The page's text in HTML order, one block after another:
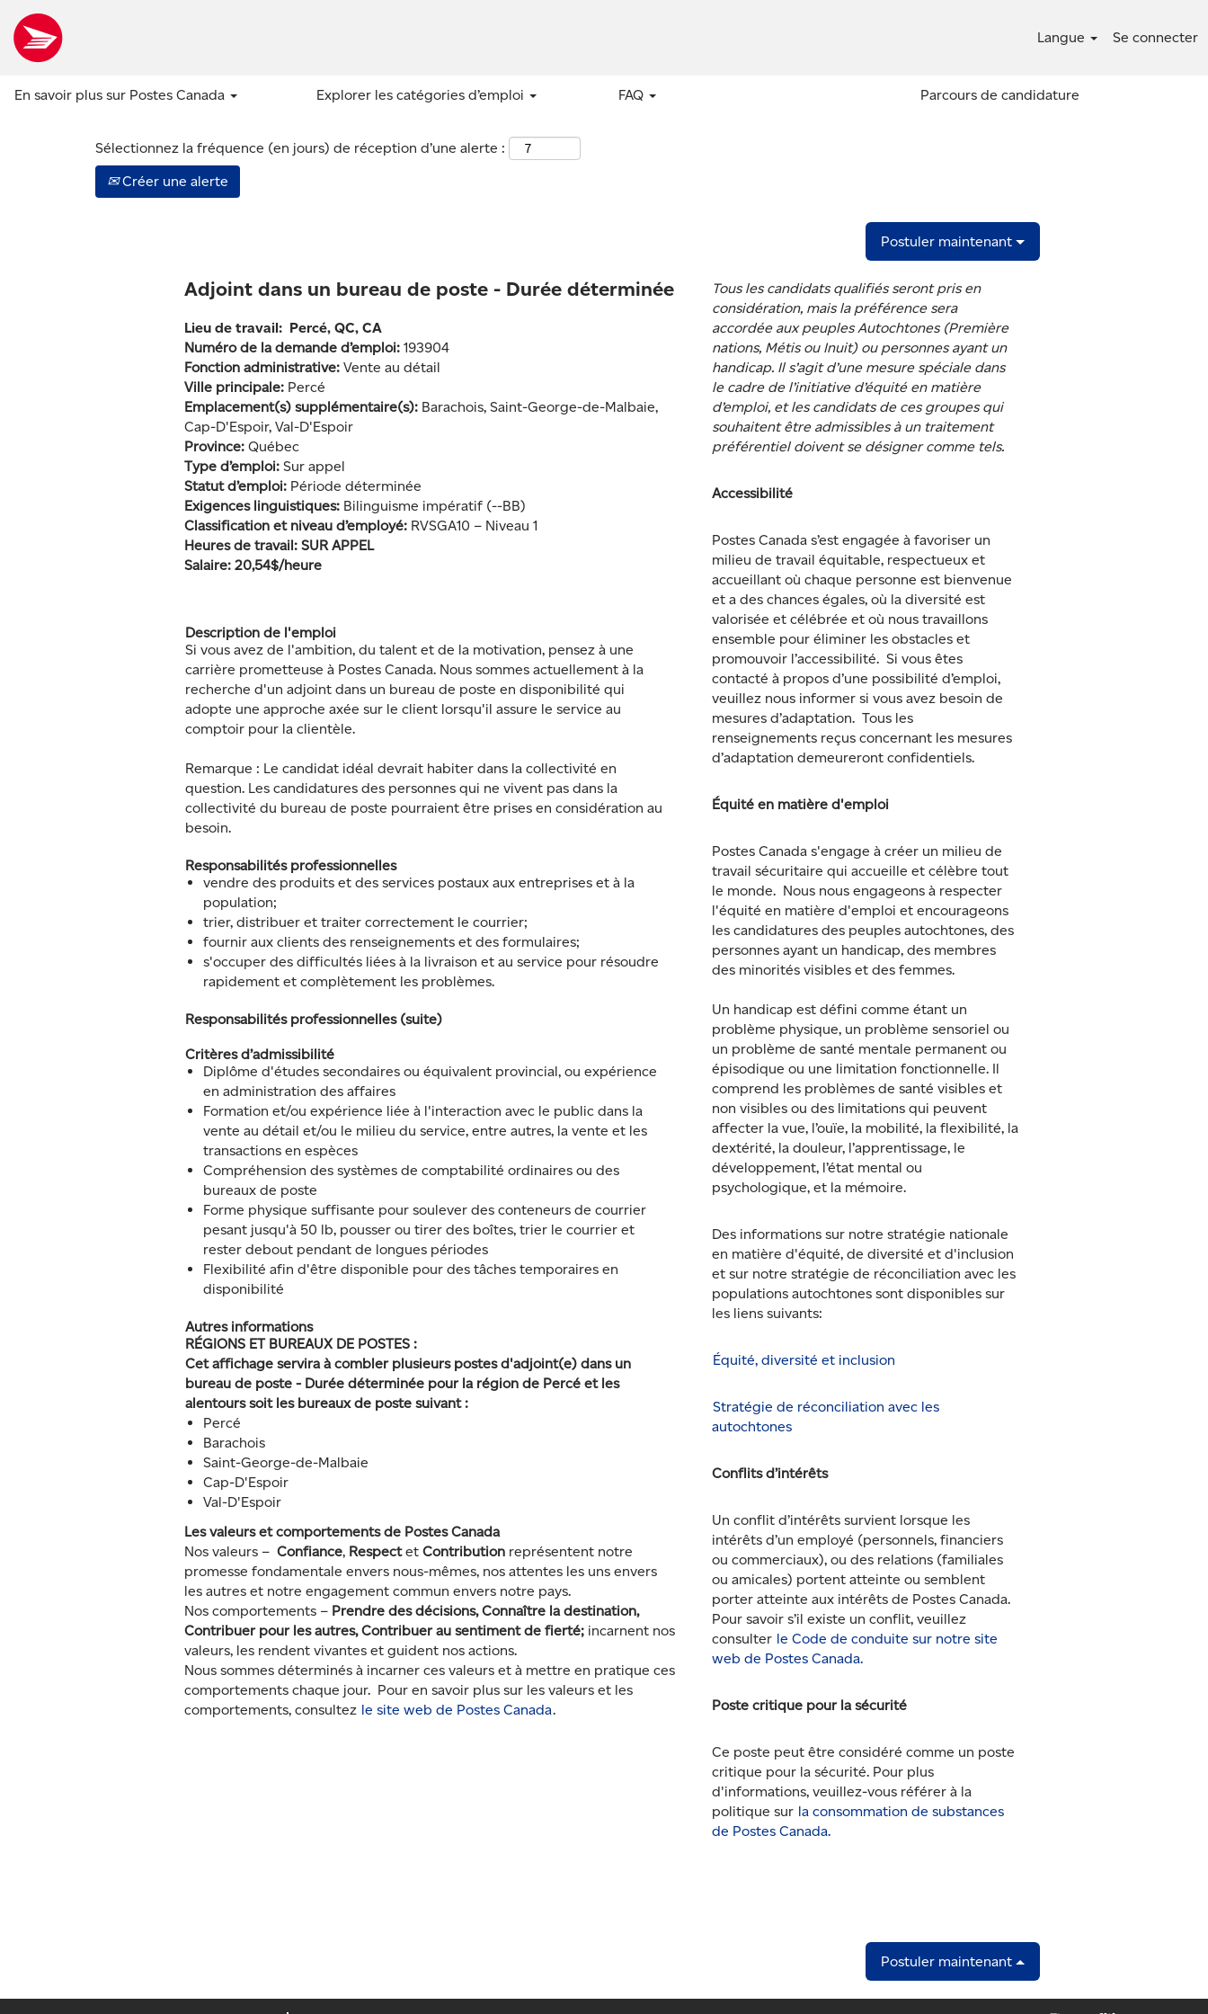
Langue Se connecter
En savoir plus sur Postes Canada Explorer les catégories d’emploi FAQ Parcours de candidature
Sélectionnez la fréquence (en jours) de réception d’une alerte :
Créer une alerte
Postuler maintenant
Adjoint dans un bureau de poste - Durée déterminée
Lieu de travail: Percé, QC, CA
Numéro de la demande d’emploi: 193904
Fonction administrative: Vente au détail
Ville principale: Percé
Emplacement(s) supplémentaire(s): Barachois, Saint-George-de-Malbaie,
Cap-D'Espoir, Val-D'Espoir
Province: Québec
Type d’emploi: Sur appel
Statut d’emploi: Période déterminée
Exigences linguistiques: Bilinguisme impératif (--BB)
Classification et niveau d’employé: RVSGA10 – Niveau 1
Heures de travail: SUR APPEL
Salaire: 20,54$/heure
Description de l'emploi
Si vous avez de l'ambition, du talent et de la motivation, pensez à une
carrière prometteuse à Postes Canada. Nous sommes actuellement à la
recherche d'un adjoint dans un bureau de poste en disponibilité qui
adopte une approche axée sur le client lorsqu'il assure le service au
comptoir pour la clientèle.
Remarque : Le candidat idéal devrait habiter dans la collectivité en
question. Les candidatures des personnes qui ne vivent pas dans la
collectivité du bureau de poste pourraient être prises en considération au
besoin.
Responsabilités professionnelles
vendre des produits et des services postaux aux entreprises et à la
population;
trier, distribuer et traiter correctement le courrier;
fournir aux clients des renseignements et des formulaires;
s'occuper des difficultés liées à la livraison et au service pour résoudre
rapidement et complètement les problèmes.
Responsabilités professionnelles (suite)
Critères d’admissibilité
Diplôme d'études secondaires ou équivalent provincial, ou expérience
en administration des affaires
Formation et/ou expérience liée à l'interaction avec le public dans la
vente au détail et/ou le milieu du service, entre autres, la vente et les
transactions en espèces
Compréhension des systèmes de comptabilité ordinaires ou des
bureaux de poste
Forme physique suffisante pour soulever des conteneurs de courrier
pesant jusqu'à 50 lb, pousser ou tirer des boîtes, trier le courrier et
rester debout pendant de longues périodes
Flexibilité afin d'être disponible pour des tâches temporaires en
disponibilité
Autres informations
RÉGIONS ET BUREAUX DE POSTES :
Cet affichage servira à combler plusieurs postes d'adjoint(e) dans un
bureau de poste - Durée déterminée pour la région de Percé et les
alentours soit les bureaux de poste suivant :
Percé
Barachois
Saint-George-de-Malbaie
Cap-D'Espoir
Val-D'Espoir
Les valeurs et comportements de Postes Canada
Nos valeurs – Confiance, Respectet Contribution représentent notre
promesse fondamentale envers nous-mêmes, nos attentes les uns envers
les autres et notre engagement commun envers notre pays.
Nos comportements – Prendre des décisions, Connaître la destination,
Contribuer pour les autres, Contribuer au sentiment de fierté; incarnent nos
valeurs, les rendent vivantes et guident nos actions.
Nous sommes déterminés à incarner ces valeurs et à mettre en pratique ces
comportements chaque jour. Pour en savoir plus sur les valeurs et les
comportements, consultez le site web de Postes Canada.
Tous les candidats qualifiés seront pris en
considération, mais la préférence sera
accordée aux peuples Autochtones (Première
nations, Métis ou Inuit) ou personnes ayant un
handicap. Il s’agit d’une mesure spéciale dans
le cadre de l’initiative d’équité en matière
d’emploi, et les candidats de ces groupes qui
souhaitent être admissibles à un traitement
préférentiel doivent se désigner comme tels.
Accessibilité
Postes Canada s’est engagée à favoriser un
milieu de travail équitable, respectueux et
accueillant où chaque personne est bienvenue
et a des chances égales, où la diversité est
valorisée et célébrée et où nous travaillons
ensemble pour éliminer les obstacles et
promouvoir l’accessibilité. Si vous êtes
contacté à propos d’une possibilité d’emploi,
veuillez nous informer si vous avez besoin de
mesures d’adaptation. Tous les
renseignements reçus concernant les mesures
d’adaptation demeureront confidentiels.
Équité en matière d'emploi
Postes Canada s'engage à créer un milieu de
travail sécuritaire qui accueille et célèbre tout
le monde. Nous nous engageons à respecter
l'équité en matière d'emploi et encourageons
les candidatures des peuples autochtones, des
personnes ayant un handicap, des membres
des minorités visibles et des femmes.
Un handicap est défini comme étant un
problème physique, un problème sensoriel ou
un problème de santé mentale permanent ou
épisodique ou une limitation fonctionnelle. Il
comprend les problèmes de santé visibles et
non visibles ou des limitations qui peuvent
affecter la vue, l’ouïe, la mobilité, la flexibilité, la
dextérité, la douleur, l’apprentissage, le
développement, l’état mental ou
psychologique, et la mémoire.
Des informations sur notre stratégie nationale
en matière d'équité, de diversité et d'inclusion
et sur notre stratégie de réconciliation avec les
populations autochtones sont disponibles sur
les liens suivants:
Équité, diversité et inclusion
Stratégie de réconciliation avec les
autochtones
Conflits d’intérêts
Un conflit d’intérêts survient lorsque les
intérêts d’un employé (personnels, financiers
ou commerciaux), ou des relations (familiales
ou amicales) portent atteinte ou semblent
porter atteinte aux intérêts de Postes Canada.
Pour savoir s’il existe un conflit, veuillez
consulter le Code de conduite sur notre site
web de Postes Canada.
Poste critique pour la sécurité
Ce poste peut être considéré comme un poste
critique pour la sécurité. Pour plus
d'informations, veuillez-vous référer à la
politique sur la consommation de substances
de Postes Canada.
Postuler maintenant